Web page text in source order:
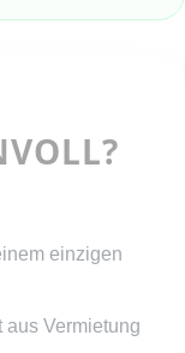
einzigen
aus Vermietung